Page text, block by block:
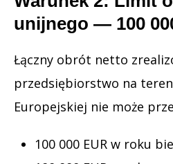
unijnego — 100
Łączny obrót netto
przedsiębiorstwo na
Europejskiej nie może
100 000 EUR w roku